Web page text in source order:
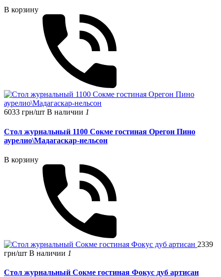
В корзину
6033 грн/шт В наличии 1
Стол журнальный 1100 Сокме гостиная Орегон Пино
аурелио\Мадагаскар-нельсон
В корзину
2339
грн/шт В наличии 1
Стол журнальный Сокме гостиная Фокус дуб артисан